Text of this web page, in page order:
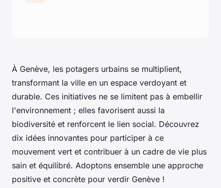
À Genève, les potagers urbains se multiplient,
transformant la ville en un espace verdoyant et
durable. Ces initiatives ne se limitent pas à embellir
l'environnement ; elles favorisent aussi la
biodiversité et renforcent le lien social. Découvrez
dix idées innovantes pour participer à ce
mouvement vert et contribuer à un cadre de vie plus
sain et équilibré. Adoptons ensemble une approche
positive et concrète pour verdir Genève !